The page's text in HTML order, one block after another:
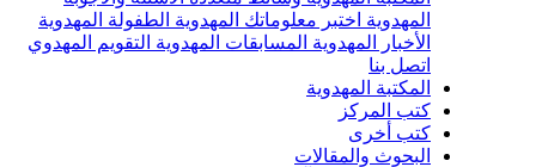
اختبر معلوماتك المهدويةالطفولة المهدوية
المهدويةالمسابقات المهدويةالتقويم المهدوي
المهدوية
والمقالات